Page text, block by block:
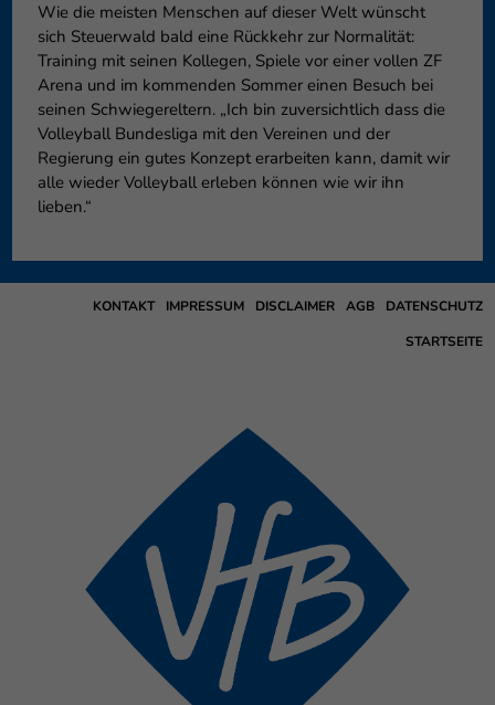
Wie die meisten Menschen auf dieser Welt wünscht
sich Steuerwald bald eine Rückkehr zur Normalität:
Training mit seinen Kollegen, Spiele vor einer vollen ZF
Arena und im kommenden Sommer einen Besuch bei
seinen Schwiegereltern. „Ich bin zuversichtlich dass die
Volleyball Bundesliga mit den Vereinen und der
Regierung ein gutes Konzept erarbeiten kann, damit wir
alle wieder Volleyball erleben können wie wir ihn
lieben.“
DATENSCHUTZ
AGB
DISCLAIMER
IMPRESSUM
KONTAKT
STARTSEITE